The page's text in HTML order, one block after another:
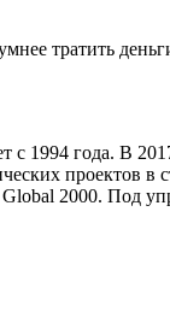
тратить
1994 года. В
проектов в
2000. Под